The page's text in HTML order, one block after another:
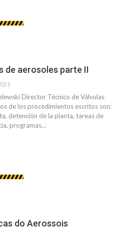
de aerosoles parte II
Director Técnico de Válvulas
de los procedimientos escritos son:
detención de la planta, tareas de
programas…
do Aerossois